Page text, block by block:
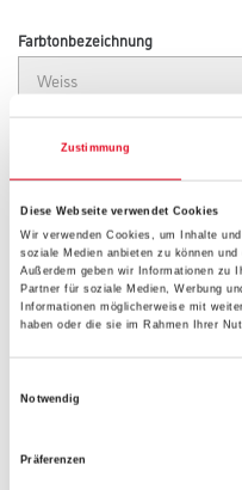
Zustimmung
Diese Webseite verwendet Cookies
Wir verwenden Cookies, um Inhalte
soziale Medien anbieten zu können
Außerdem geben wir Informationen zu
Partner für soziale Medien, Werbung
Informationen möglicherweise mit
haben oder die sie im Rahmen Ihrer
Notwendig
Präferenzen
Farbtonbezeichnung
Breite in centimeter
Höhe in centimeter